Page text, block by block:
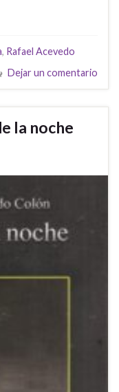
, Rafael Acevedo
Dejar un comentario
la noche